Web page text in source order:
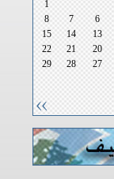
1
6
7
8
13
14
15
20
21
22
27
28
29